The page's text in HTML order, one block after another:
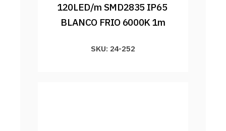
120LED/m SMD2835 IP65
BLANCO FRIO 6000K 1m
SKU: 24-252